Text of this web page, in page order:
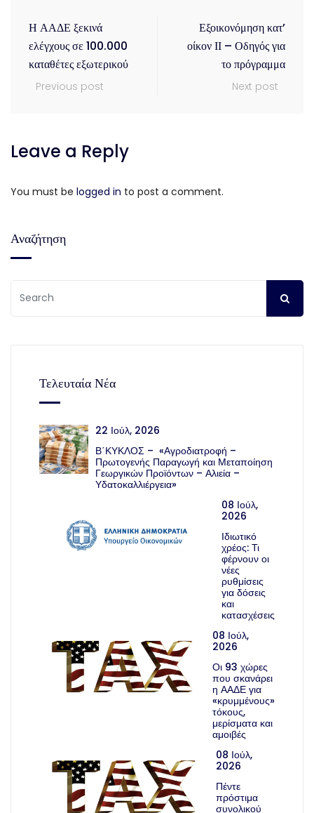
Η ΑΑΔΕ ξεκινά
ελέγχους σε 100.000
καταθέτες εξωτερικού
Previous post
Εξοικονόμηση κατ’
οίκον ΙΙ – Οδηγός για
το πρόγραμμα
Next post
Leave a Reply
You must be logged in to post a comment.
Αναζήτηση
Τελευταία Νέα
22 Ιούλ, 2026
Β΄ΚΥΚΛΟΣ – «Αγροδιατροφή –
Πρωτογενής Παραγωγή και Μεταποίηση
Γεωργικών Προϊόντων – Αλιεία –
Υδατοκαλλιέργεια»
08 Ιούλ,
2026
Ιδιωτικό
χρέος: Τι
φέρνουν οι
νέες
ρυθμίσεις
για δόσεις
και
κατασχέσεις
08 Ιούλ,
2026
Οι 93 χώρες
που σκανάρει
η ΑΑΔΕ για
«κρυμμένους»
τόκους,
μερίσματα και
αμοιβές
08 Ιούλ,
2026
Πέντε
πρόστιμα
συνολικού